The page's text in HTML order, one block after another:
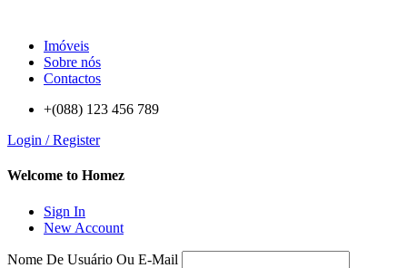
Imóveis
Sobre nós
Contactos
+(088) 123 456 789
Login / Register
Welcome to Homez
Sign In
New Account
Nome De Usuário Ou E-Mail